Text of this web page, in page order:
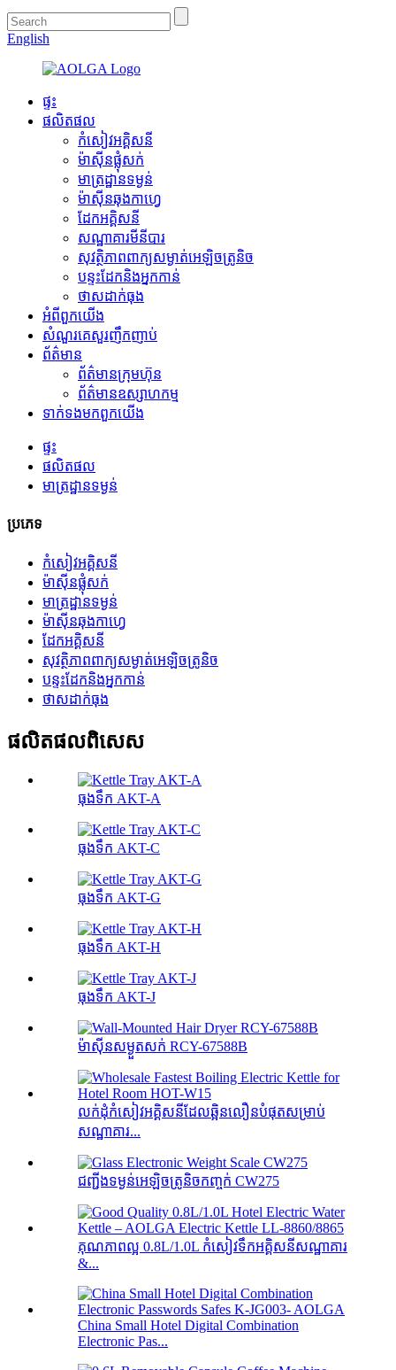
English
ផ្ទះ
ផលិតផល
កំសៀវអគ្គិសនី
ម៉ាស៊ីន​ផ្លុំ​សក់
មាត្រដ្ឋានទម្ងន់
ម៉ាស៊ីន​ឆុងកាហ្វេ
ដែកអគ្គិសនី
សណ្ឋាគារមីនីបារ
សុវត្ថិភាពពាក្យសម្ងាត់អេឡិចត្រូនិច
បន្ទះដែកនិងអ្នកកាន់
ថាសដាក់ធុង
អំពី​ពួក​យើង
សំណួរគេសួរញឹកញាប់
ព័ត៌មាន
ព័ត៌មានក្រុមហ៊ុន
ព័ត៌មានឧស្សាហកម្ម
ទាក់ទង​មក​ពួក​យើង
ផ្ទះ
ផលិតផល
មាត្រដ្ឋានទម្ងន់
ប្រភេទ
កំសៀវអគ្គិសនី
ម៉ាស៊ីន​ផ្លុំ​សក់
មាត្រដ្ឋានទម្ងន់
ម៉ាស៊ីន​ឆុងកាហ្វេ
ដែកអគ្គិសនី
សុវត្ថិភាពពាក្យសម្ងាត់អេឡិចត្រូនិច
បន្ទះដែកនិងអ្នកកាន់
ថាសដាក់ធុង
ផលិតផល​ពិសេស
ធុងទឹក AKT-A
ធុងទឹក AKT-C
ធុងទឹក AKT-G
ធុងទឹក AKT-H
ធុងទឹក AKT-J
ម៉ាស៊ីនសម្ងួតសក់ RCY-67588B
លក់ដុំកំសៀវអគ្គិសនីដែលឆ្អិនលឿនបំផុតសម្រាប់
សណ្ឋាគារ...
ជញ្ជីងទម្ងន់អេឡិចត្រូនិចកញ្ចក់ CW275
គុណភាពល្អ 0.8L/1.0L កំសៀវទឹកអគ្គិសនីសណ្ឋាគារ
&...
China Small Hotel Digital Combination
Electronic Pas...